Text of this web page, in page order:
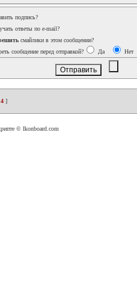
подпись?
ответы по e-mail?
смайлики в этом сообщении?
сообщение перед отправкой?
Да Нет
4 ]
© Ikonboard.com